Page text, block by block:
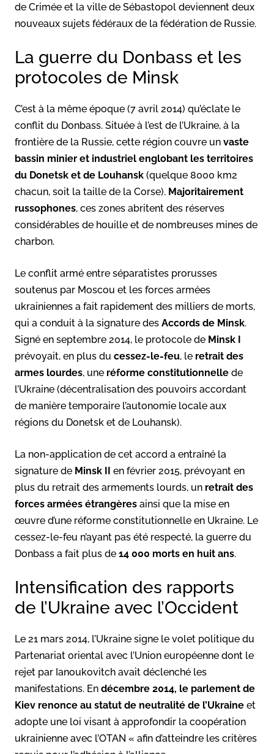
de Crimée et la ville de Sébastopol deviennent deux
nouveaux sujets fédéraux de la fédération de Russie.
La guerre du Donbass et les
protocoles de Minsk
C’est à la même époque (7 avril 2014) qu’éclate le
conflit du Donbass. Située à l’est de l’Ukraine, à la
frontière de la Russie, cette région couvre un vaste
bassin minier et industriel englobant les territoires
du Donetsk et de Louhansk (quelque 8000 km2
chacun, soit la taille de la Corse). Majoritairement
russophones, ces zones abritent des réserves
considérables de houille et de nombreuses mines de
charbon.
Le conflit armé entre séparatistes prorusses
soutenus par Moscou et les forces armées
ukrainiennes a fait rapidement des milliers de morts,
qui a conduit à la signature des Accords de Minsk.
Signé en septembre 2014, le protocole de Minsk I
prévoyait, en plus du cessez-le-feu, le retrait des
armes lourdes, une réforme constitutionnelle de
l’Ukraine (décentralisation des pouvoirs accordant
de manière temporaire l’autonomie locale aux
régions du Donetsk et de Louhansk).
La non-application de cet accord a entraîné la
signature de Minsk II en février 2015, prévoyant en
plus du retrait des armements lourds, un retrait des
forces armées étrangères ainsi que la mise en
œuvre d’une réforme constitutionnelle en Ukraine. Le
cessez-le-feu n’ayant pas été respecté, la guerre du
Donbass a fait plus de 14 000 morts en huit ans.
Intensification des rapports
de l’Ukraine avec l’Occident
Le 21 mars 2014, l’Ukraine signe le volet politique du
Partenariat oriental avec l’Union européenne dont le
rejet par Ianoukovitch avait déclenché les
manifestations. En décembre 2014, le parlement de
Kiev renonce au statut de neutralité de l’Ukraine et
adopte une loi visant à approfondir la coopération
ukrainienne avec l’OTAN « afin d’atteindre les critères